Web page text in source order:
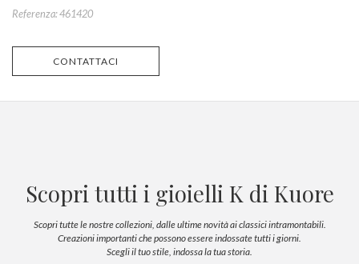
Referenza: 461420
CONTATTACI
Scopri tutti i gioielli K di Kuore
Scopri tutte le nostre collezioni, dalle ultime novità ai classici intramontabili.
Creazioni importanti che possono essere indossate tutti i giorni.
Scegli il tuo stile, indossa la tua storia.